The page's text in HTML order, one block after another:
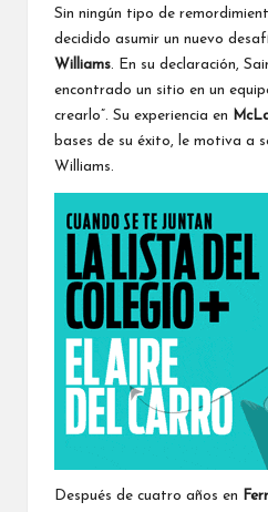
Sin ningún tipo de
decidido asumir un nuevo
Williams . En su declaración,
encontrado un sitio en un
crearlo”. Su experiencia en
bases de su éxito, le motiva a
Williams.
Después de cuatro años en